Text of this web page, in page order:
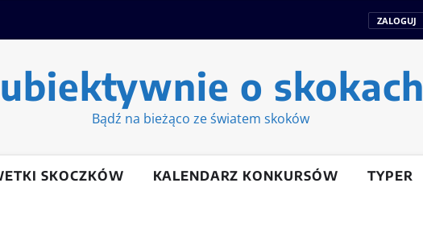
ZALOGUJ
o skokach
Bądź na bieżąco ze światem skoków
SKOCZKÓW KALENDARZ KONKURSÓW TYPER